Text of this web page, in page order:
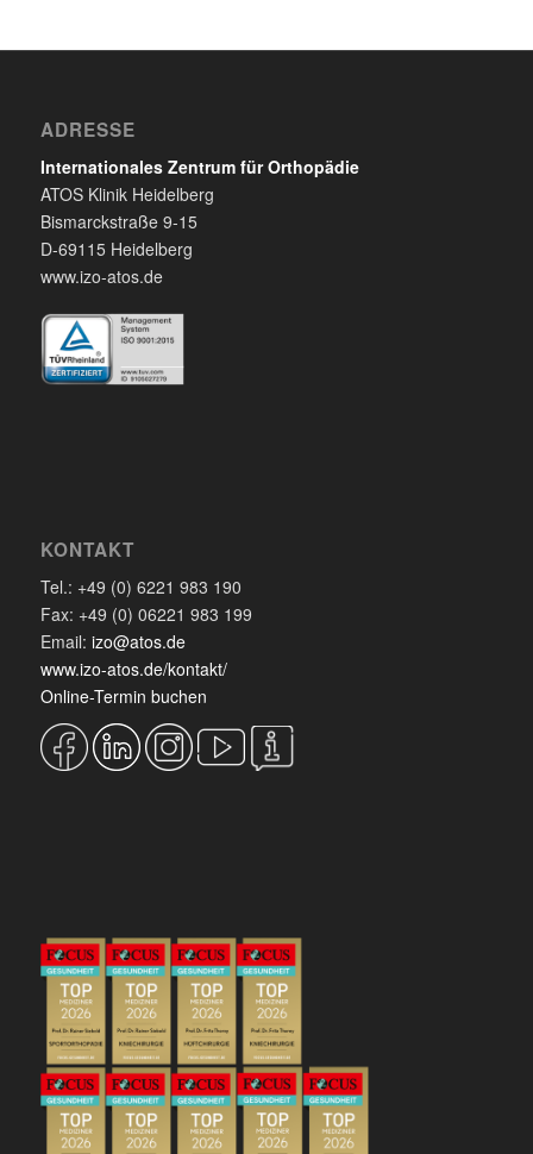
ADRESSE
Internationales Zentrum für Orthopädie
ATOS Klinik Heidelberg
Bismarckstraße 9-15
D-69115 Heidelberg
www.izo-atos.de
KONTAKT
Tel.: +49 (0) 6221 983 190
Fax: +49 (0) 06221 983 199
Email: izo@atos.de
www.izo-atos.de/kontakt/
Online-Termin buchen